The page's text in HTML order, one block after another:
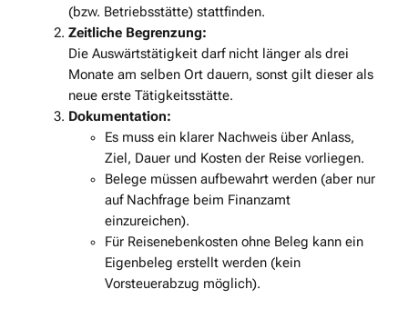
(bzw. Betriebsstätte) stattfinden.
Zeitliche Begrenzung:
Die Auswärtstätigkeit darf nicht länger als drei
Monate am selben Ort dauern, sonst gilt dieser als
neue erste Tätigkeitsstätte.
Dokumentation:
Es muss ein klarer Nachweis über Anlass,
Ziel, Dauer und Kosten der Reise vorliegen.
Belege müssen aufbewahrt werden (aber nur
auf Nachfrage beim Finanzamt
einzureichen).
Für Reisenebenkosten ohne Beleg kann ein
Eigenbeleg erstellt werden (kein
Vorsteuerabzug möglich).